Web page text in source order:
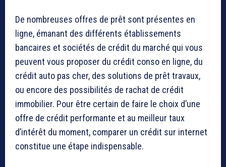
De nombreuses offres de prêt sont présentes en
ligne, émanant des différents établissements
bancaires et sociétés de crédit du marché qui vous
peuvent vous proposer du crédit conso en ligne, du
crédit auto pas cher, des solutions de prêt travaux,
ou encore des possibilités de rachat de crédit
immobilier. Pour être certain de faire le choix d’une
offre de crédit performante et au meilleur taux
d’intérêt du moment, comparer un crédit sur internet
constitue une étape indispensable.